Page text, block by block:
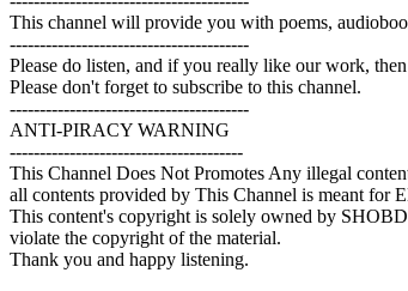
This channel will provide you with poems,
----------------------------------------
Please do listen, and if you really like our work,
Please don't forget to subscribe to this channel.
----------------------------------------
ANTI-PIRACY WARNING
---------------------------------------
This Channel Does Not Promotes Any illegal
all contents provided by This Channel is meant
This content's copyright is solely owned by
violate the copyright of the material.
Thank you and happy listening.